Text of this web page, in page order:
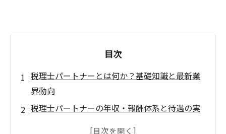
目次
税理士パートナーとは何か？基礎知識と最新業
界動向
税理士パートナーの年収・報酬体系と待遇の実